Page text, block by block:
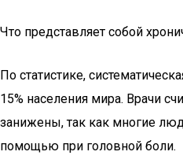
Что представляет собой
По статистике,
15% населения мира. Врачи
занижены, так как многие
помощью при головной боли.